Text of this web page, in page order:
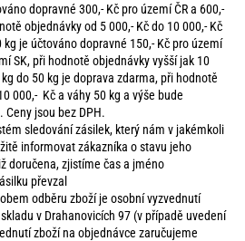
dopravné 300,- Kč pro území ČR a 600,-
objednávky od 5 000,- Kč do 10 000,- Kč
kg je účtováno dopravné 150,- Kč pro území
SK, při hodnotě objednávky vyšší jak 10
do 50 kg je doprava zdarma, při hodnotě
000,- Kč a váhy 50 kg a výše bude
Ceny jsou bez DPH.
sledování zásilek, který nám v jakémkoli
informovat zákazníka o stavu jeho
doručena, zjistíme čas a jméno
převzal
odběru zboží je osobní vyzvednutí
v Drahanovicích 97 (v případě uvedení
zboží na objednávce zaručujeme